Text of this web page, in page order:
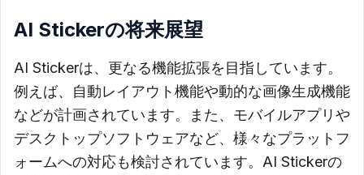
AI Stickerの将来展望
AI Stickerは、更なる機能拡張を目指しています。
例えば、自動レイアウト機能や動的な画像生成機能
などが計画されています。また、モバイルアプリや
デスクトップソフトウェアなど、様々なプラットフ
ォームへの対応も検討されています。AI Stickerの